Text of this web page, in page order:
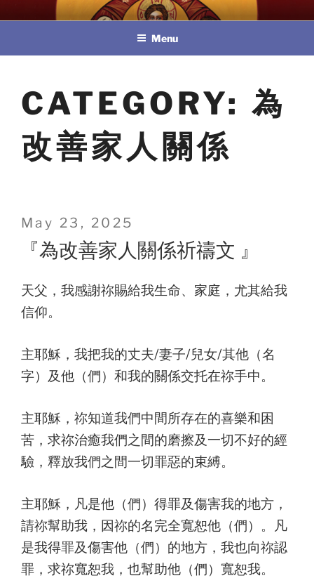
to
教區婚姻與家庭牧民委員會
Menu
CATEGORY: 為
改善家人關係
Posted
on
May 23, 2025
『為改善家人關係祈禱文 』
天父，我感謝祢賜給我生命、家庭，尤其給我
信仰。
主耶穌，我把我的丈夫/妻子/兒女/其他（名
字）及他（們）和我的關係交托在祢手中。
主耶穌，祢知道我們中間所存在的喜樂和困
苦，求祢治癒我們之間的磨擦及一切不好的經
驗，釋放我們之間一切罪惡的束縛。
主耶穌，凡是他（們）得罪及傷害我的地方，
請祢幫助我，因祢的名完全寬恕他（們）。凡
是我得罪及傷害他（們）的地方，我也向祢認
罪，求祢寬恕我，也幫助他（們）寬恕我。